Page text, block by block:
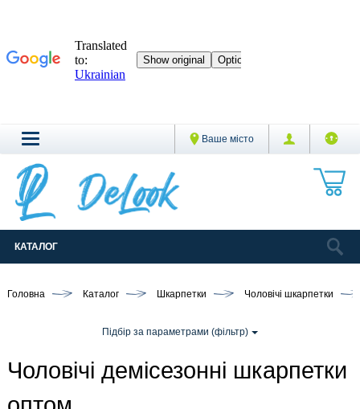
Ваше місто
КАТАЛОГ
Головна Каталог Шкарпетки Чоловічі шкарпетки
Підбір за параметрами (фільтр)
Чоловічі демісезонні шкарпетки